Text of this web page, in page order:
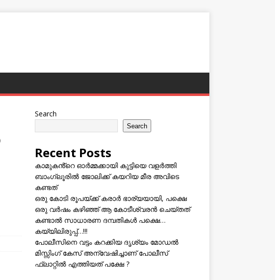
Search
Search
Recent Posts
കാമുകൻ്റെ ഓർമ്മക്കായി കുട്ടിയെ വളർത്തി
ബാംഗ്ലൂരിൽ ജോലിക്ക് കയറിയ മീര അവിടെ
കണ്ടത്
ഒരു കോടി രൂപയ്ക്ക് കരാർ ഭാര്യയായി, പക്ഷെ
ഒരു വർഷം കഴിഞ്ഞ് ആ കോടീശ്വരൻ ചെയ്തത്
കണ്ടാൽ സാധാരണ ദമ്പതികൾ പക്ഷെ…
കയ്യിലിരുപ്പ്…!!!
പോലീസിനെ വട്ടം കറക്കിയ ദൃശ്യം മോഡല്‍
മിസ്സിംഗ് കേസ് അന്വേഷിച്ചാണ് പോലീസ്
ഫ്ലാറ്റിൽ എത്തിയത് പക്ഷേ ?